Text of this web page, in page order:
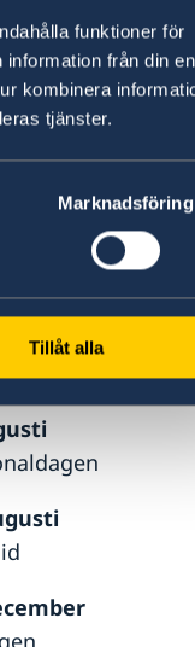
funktioner för
från din
kombinera
tjänster.
Marknadsföring
Tillåt alla
i Sverige och
Adha